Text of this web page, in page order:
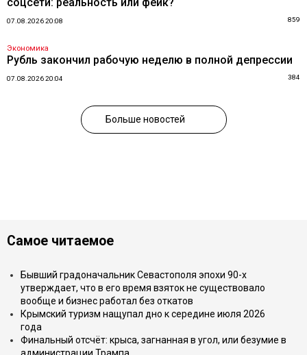
07.08.2026 20:08 859
Экономика
Рубль закончил рабочую неделю в полной депрессии
07.08.2026 20:04 384
Больше новостей
Самое читаемое
Бывший градоначальник Севастополя эпохи 90-х
утверждает, что в его время взяток не существовало
вообще и бизнес работал без откатов
Крымский туризм нащупал дно к середине июля 2026
года
Финальный отсчёт: крыса, загнанная в угол, или безумие в